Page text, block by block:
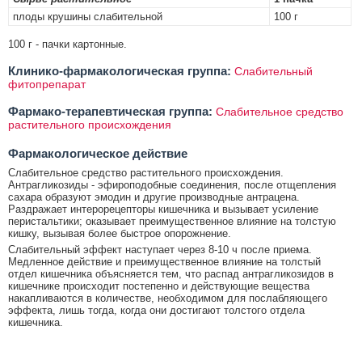
плоды крушины слабительной
100 г
100 г - пачки картонные.
Клинико-фармакологическая группа: Слабительный
фитопрепарат
Фармако-терапевтическая группа: Слабительное средство
растительного происхождения
Фармакологическое действие
Слабительное средство растительного происхождения.
Антрагликозиды - эфироподобные соединения, после отщепления
сахара образуют эмодин и другие производные антрацена.
Раздражает интерорецепторы кишечника и вызывает усиление
перистальтики; оказывает преимущественное влияние на толстую
кишку, вызывая более быстрое опорожнение.
Слабительный эффект наступает через 8-10 ч после приема.
Медленное действие и преимущественное влияние на толстый
отдел кишечника объясняется тем, что распад антрагликозидов в
кишечнике происходит постепенно и действующие вещества
накапливаются в количестве, необходимом для послабляющего
эффекта, лишь тогда, когда они достигают толстого отдела
кишечника.